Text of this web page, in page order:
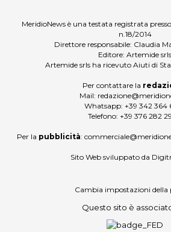
MeridioNews è una testata registrata
n.18/2014
Direttore responsabile: Claudia
Editore: Artemide srls
Artemide srls ha ricevuto Aiuti di
Per contattare la
Mail:
Whatsapp: +39 342 364
Telefono: +39 376 282
Per la pubblicità:
Sito Web sviluppato da
Cambia impostazioni della
Questo sito è